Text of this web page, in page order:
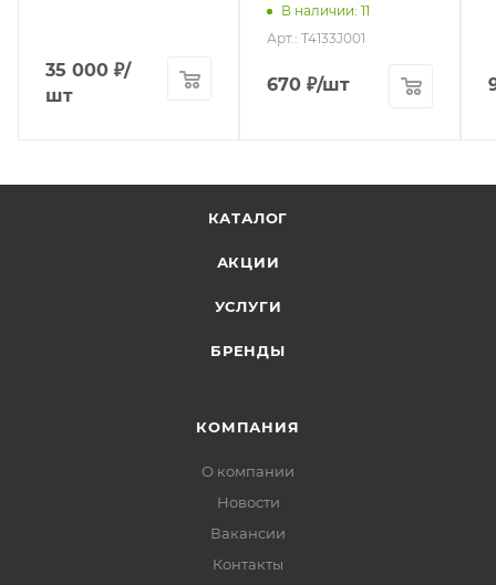
35 000 ₽/
шт
В наличии: 11
Арт.: T4133J001
670 ₽/шт
КАТАЛОГ
АКЦИИ
УСЛУГИ
БРЕНДЫ
КОМПАНИЯ
О компании
Новости
Вакансии
Контакты